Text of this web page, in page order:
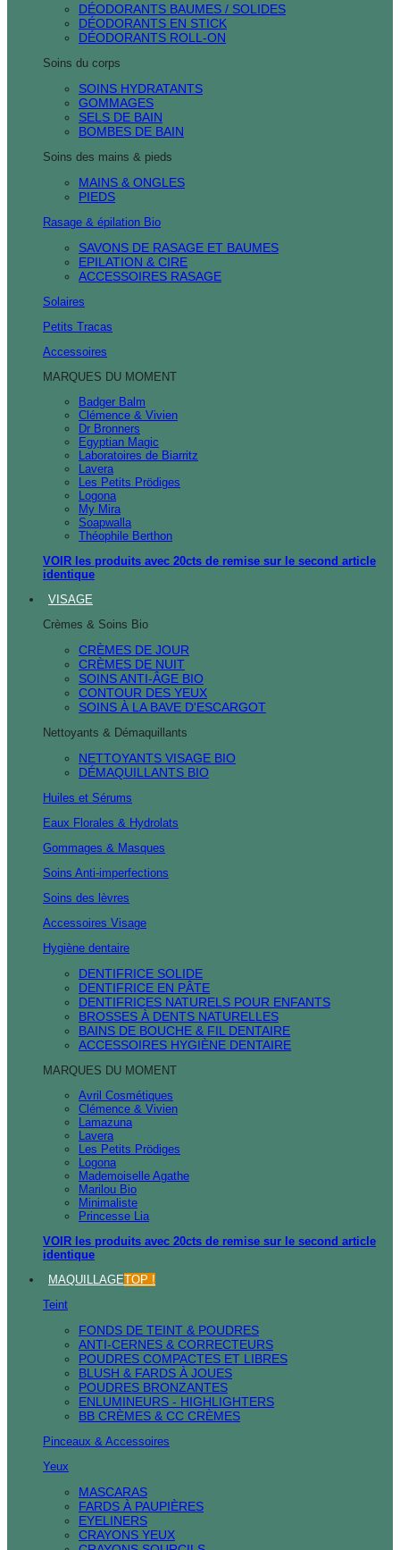
DÉODORANTS BAUMES / SOLIDES
DÉODORANTS EN STICK
DÉODORANTS ROLL-ON
Soins du corps
SOINS HYDRATANTS
GOMMAGES
SELS DE BAIN
BOMBES DE BAIN
Soins des mains & pieds
MAINS & ONGLES
PIEDS
Rasage & épilation Bio
SAVONS DE RASAGE ET BAUMES
EPILATION & CIRE
ACCESSOIRES RASAGE
Solaires
Petits Tracas
Accessoires
MARQUES DU MOMENT
Badger Balm
Clémence & Vivien
Dr Bronners
Egyptian Magic
Laboratoires de Biarritz
Lavera
Les Petits Prödiges
Logona
My Mira
Soapwalla
Théophile Berthon
VOIR les produits avec 20cts de remise sur le second article
identique
VISAGE
Crèmes & Soins Bio
CRÈMES DE JOUR
CRÈMES DE NUIT
SOINS ANTI-ÂGE BIO
CONTOUR DES YEUX
SOINS À LA BAVE D'ESCARGOT
Nettoyants & Démaquillants
NETTOYANTS VISAGE BIO
DÉMAQUILLANTS BIO
Huiles et Sérums
Eaux Florales & Hydrolats
Gommages & Masques
Soins Anti-imperfections
Soins des lèvres
Accessoires Visage
Hygiène dentaire
DENTIFRICE SOLIDE
DENTIFRICE EN PÂTE
DENTIFRICES NATURELS POUR ENFANTS
BROSSES À DENTS NATURELLES
BAINS DE BOUCHE & FIL DENTAIRE
ACCESSOIRES HYGIÈNE DENTAIRE
MARQUES DU MOMENT
Avril Cosmétiques
Clémence & Vivien
Lamazuna
Lavera
Les Petits Prödiges
Logona
Mademoiselle Agathe
Marilou Bio
Minimaliste
Princesse Lia
VOIR les produits avec 20cts de remise sur le second article
identique
MAQUILLAGETOP !
Teint
FONDS DE TEINT & POUDRES
ANTI-CERNES & CORRECTEURS
POUDRES COMPACTES ET LIBRES
BLUSH & FARDS À JOUES
POUDRES BRONZANTES
ENLUMINEURS - HIGHLIGHTERS
BB CRÈMES & CC CRÈMES
Pinceaux & Accessoires
Yeux
MASCARAS
FARDS À PAUPIÈRES
EYELINERS
CRAYONS YEUX